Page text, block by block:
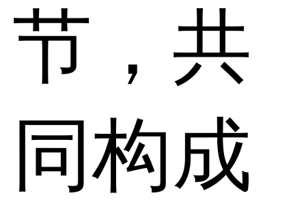
节，共
同构成